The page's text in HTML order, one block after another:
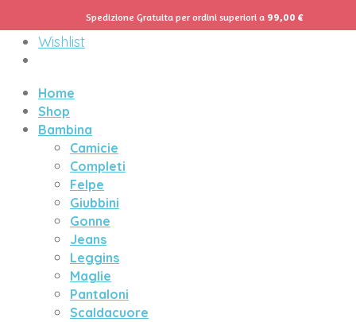
Wishlist
Home
Shop
Bambina
Camicie
Completi
Felpe
Giubbini
Gonne
Jeans
Leggins
Maglie
Pantaloni
Scaldacuore
Spedizione Gratuita per ordini superiori a 99,00 €